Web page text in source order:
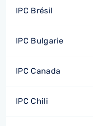
IPC Brésil
IPC Bulgarie
IPC Canada
IPC Chili